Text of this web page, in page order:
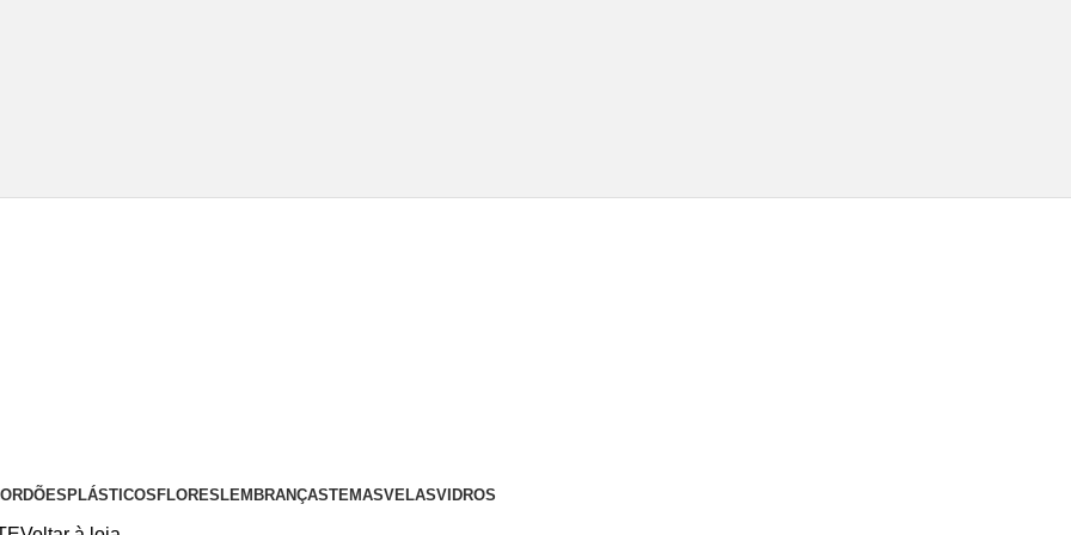
PLÁSTICOSFLORESLEMBRANÇASTEMASVELASVIDROS